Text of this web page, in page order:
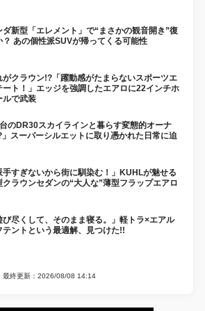
ダ新型「エレメント」で“まさかの観音開き”復
？ あの個性派SUVが帰ってくる可能性
がクラウン!?「躍動感がたまらないスポーツエ
ート！」エッジを強調したエアロに22インチホ
ルで武装
台のDR30スカイラインと暮らす変態的オーナ
」スーパーシルエットに取り憑かれた日常に迫
手すぎないから街に馴染む！」KUHLが魅せる
クラウンセダンの“大人な”薄型フラップエアロ
び尽くして、そのまま寝る。」軽トラ×エアル
テントという最適解、見つけた!!
最終更新：2026/08/08 14:14